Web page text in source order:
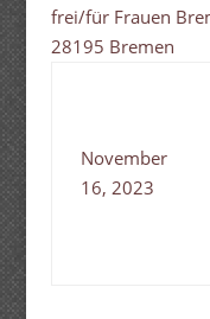
frei/für Frauen
28195 Bremen
November
16, 2023